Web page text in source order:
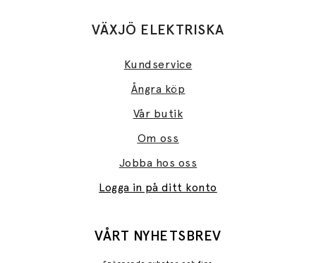
VÄXJÖ ELEKTRISKA
Kundservice
Ångra köp
Vår butik
Om oss
Jobba hos oss
Logga in på ditt konto
VÅRT NYHETSBREV